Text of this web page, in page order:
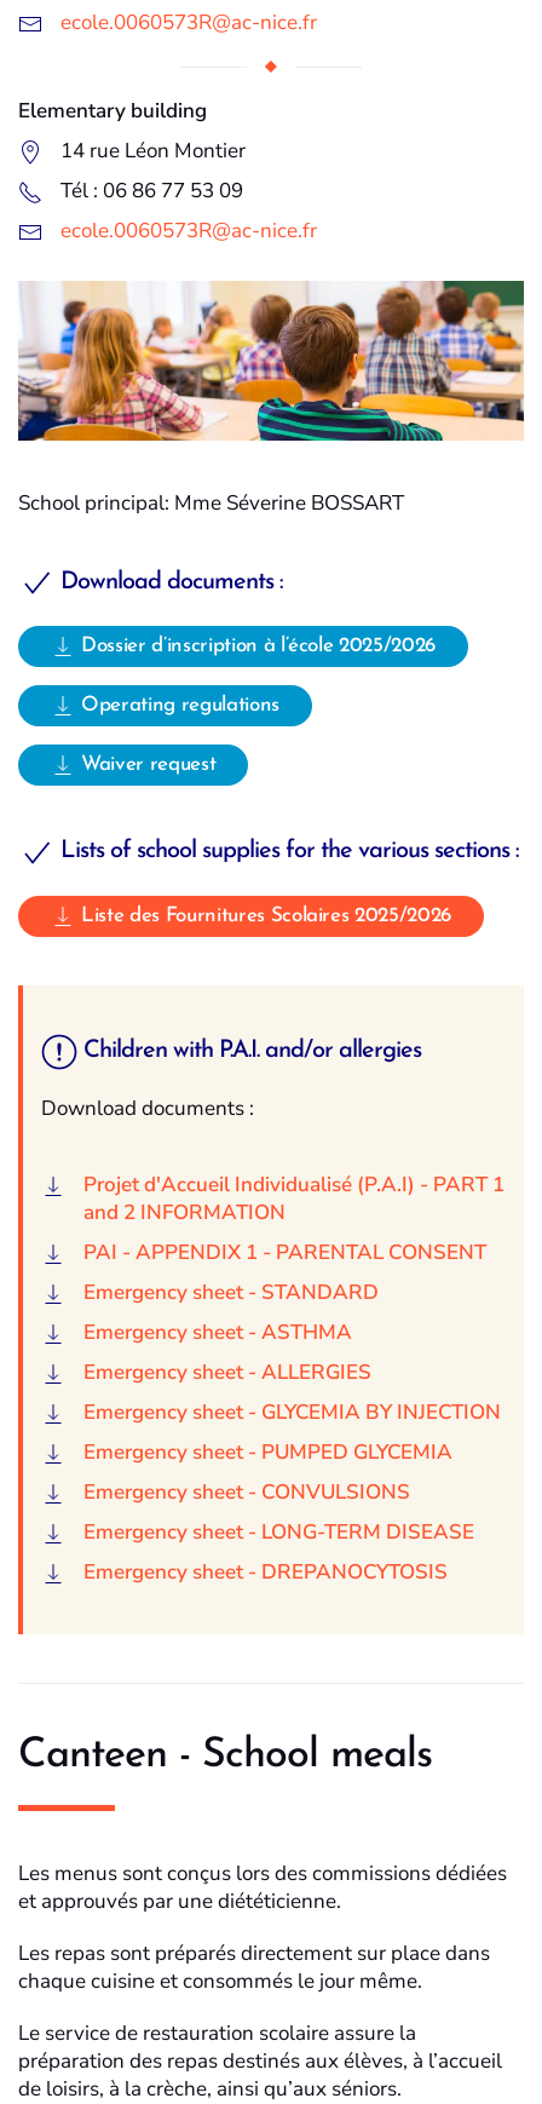
ecole.0060573R@ac-nice.fr
Elementary building
14 rue Léon Montier
Tél : 06 86 77 53 09
ecole.0060573R@ac-nice.fr
School principal: Mme Séverine BOSSART
Download documents :
Dossier d’inscription à l’école 2025/2026
Operating regulations
Waiver request
Lists of school supplies for the various sections :
Liste des Fournitures Scolaires 2025/2026
Children with P.A.I. and/or allergies
Download documents :
Projet d'Accueil Individualisé (P.A.I) - PART 1
and 2 INFORMATION
PAI - APPENDIX 1 - PARENTAL CONSENT
Emergency sheet - STANDARD
Emergency sheet - ASTHMA
Emergency sheet - ALLERGIES
Emergency sheet - GLYCEMIA BY INJECTION
Emergency sheet - PUMPED GLYCEMIA
Emergency sheet - CONVULSIONS
Emergency sheet - LONG-TERM DISEASE
Emergency sheet - DREPANOCYTOSIS
Canteen - School meals
Les menus sont conçus lors des commissions dédiées
et approuvés par une diététicienne.
Les repas sont préparés directement sur place dans
chaque cuisine et consommés le jour même.
Le service de restauration scolaire assure la
préparation des repas destinés aux élèves, à l’accueil
de loisirs, à la crèche, ainsi qu’aux séniors.